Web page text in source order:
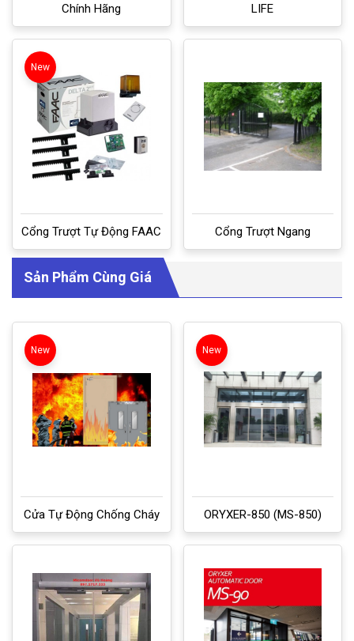
Chính Hãng LIFE
New
Cổng Trượt Tự Động FAAC Cổng Trượt Ngang
Sản Phẩm Cùng Giá
New
Cửa Tự Động Chống Cháy
New
ORYXER-850 (MS-850)